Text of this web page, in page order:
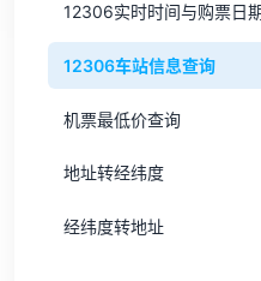
12306实时时间与购票日
12306车站信息查询
机票最低价查询
地址转经纬度
经纬度转地址